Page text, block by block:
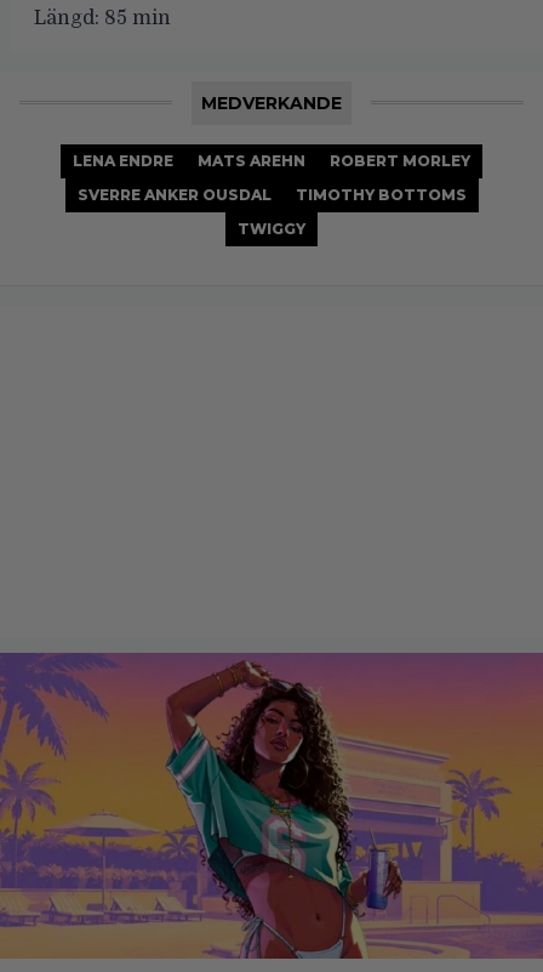
Längd: 85 min
MEDVERKANDE
LENA ENDRE MATS AREHN
ROBERT MORLEY
SVERRE ANKER OUSDAL
TIMOTHY BOTTOMS
TWIGGY